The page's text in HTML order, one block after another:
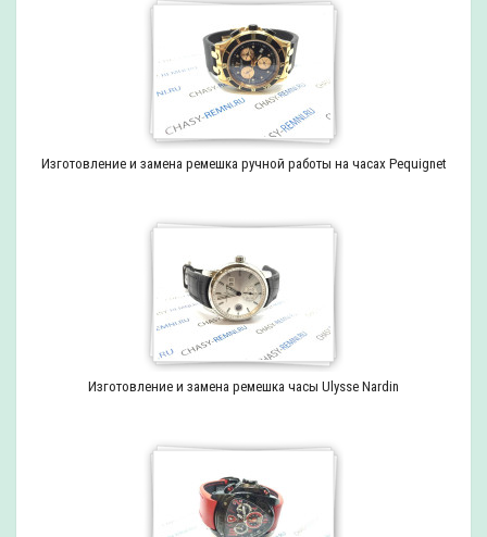
Изготовление и замена ремешка ручной работы на часах Pequignet
Изготовление и замена ремешка часы Ulysse Nardin